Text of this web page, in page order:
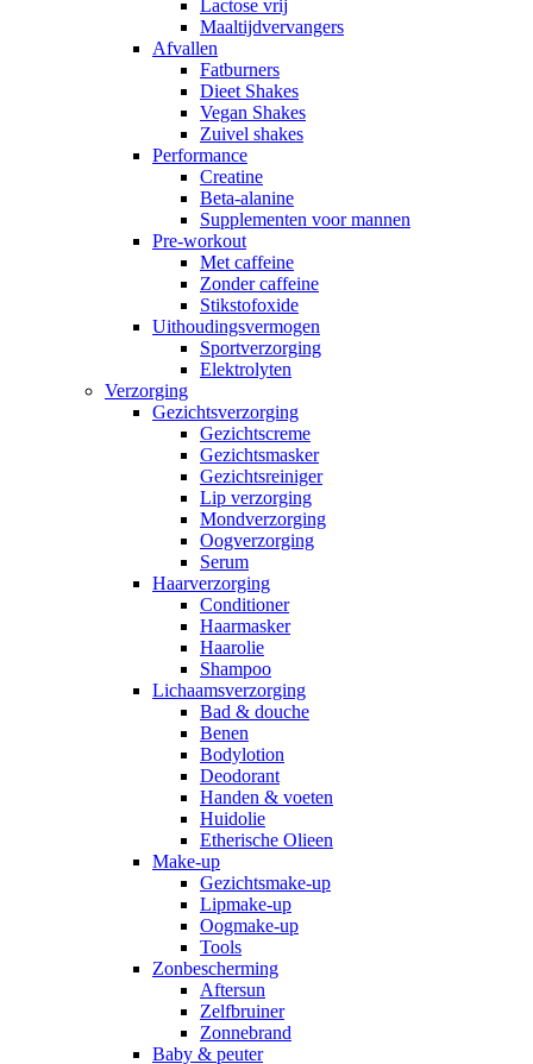
Lactose vrij
Maaltijdvervangers
Afvallen
Fatburners
Dieet Shakes
Vegan Shakes
Zuivel shakes
Performance
Creatine
Beta-alanine
Supplementen voor mannen
Pre-workout
Met caffeine
Zonder caffeine
Stikstofoxide
Uithoudingsvermogen
Sportverzorging
Elektrolyten
Verzorging
Gezichtsverzorging
Gezichtscreme
Gezichtsmasker
Gezichtsreiniger
Lip verzorging
Mondverzorging
Oogverzorging
Serum
Haarverzorging
Conditioner
Haarmasker
Haarolie
Shampoo
Lichaamsverzorging
Bad & douche
Benen
Bodylotion
Deodorant
Handen & voeten
Huidolie
Etherische Olieen
Make-up
Gezichtsmake-up
Lipmake-up
Oogmake-up
Tools
Zonbescherming
Aftersun
Zelfbruiner
Zonnebrand
Baby & peuter